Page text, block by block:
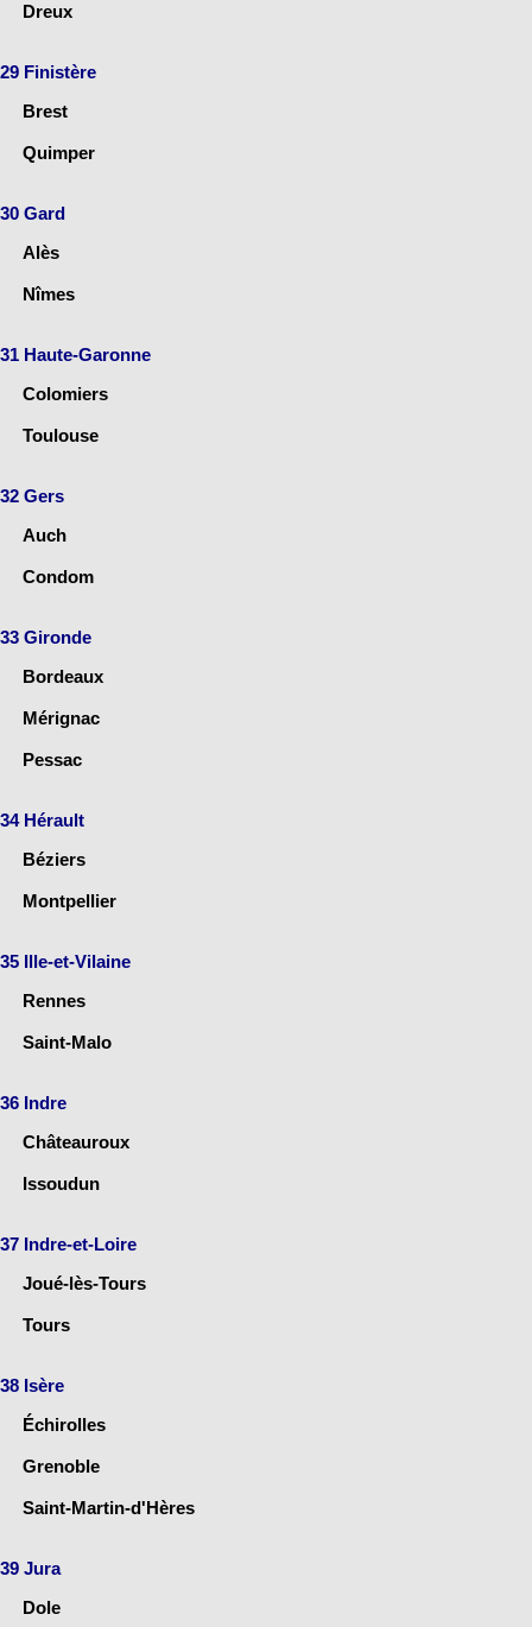
Dreux
29 Finistère
Brest
Quimper
30 Gard
Alès
Nîmes
31 Haute-Garonne
Colomiers
Toulouse
32 Gers
Auch
Condom
33 Gironde
Bordeaux
Mérignac
Pessac
34 Hérault
Béziers
Montpellier
35 Ille-et-Vilaine
Rennes
Saint-Malo
36 Indre
Châteauroux
Issoudun
37 Indre-et-Loire
Joué-lès-Tours
Tours
38 Isère
Échirolles
Grenoble
Saint-Martin-d'Hères
39 Jura
Dole